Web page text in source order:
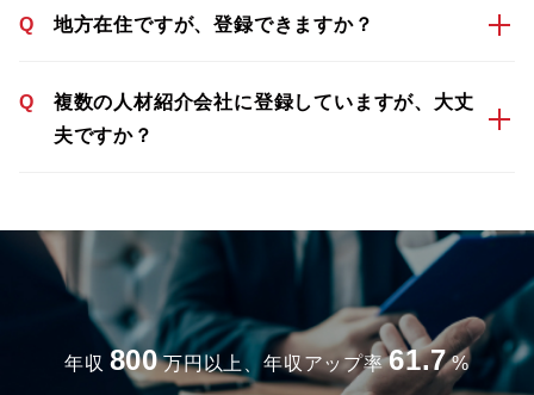
Q 地方在住ですが、登録できますか？
Q
複数の人材紹介会社に登録していますが、大丈
夫ですか？
年収 800 万円以上、年収アップ率 61.7 %